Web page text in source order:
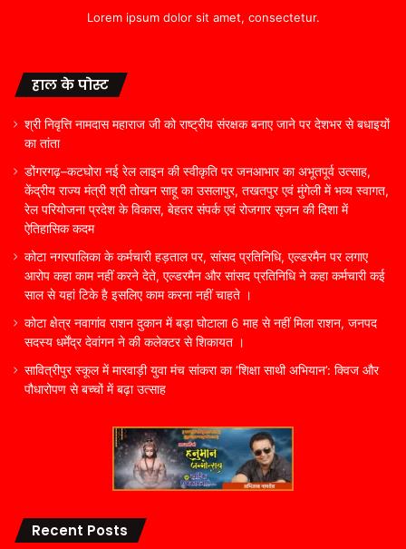
Lorem ipsum dolor sit amet, consectetur.
हाल के पोस्ट
श्री निवृत्ति नामदास महाराज जी को राष्ट्रीय संरक्षक बनाए जाने पर देशभर से बधाइयों
का तांता
डोंगरगढ़–कटघोरा नई रेल लाइन की स्वीकृति पर जनआभार का अभूतपूर्व उत्साह,
केंद्रीय राज्य मंत्री श्री तोखन साहू का उसलापुर, तखतपुर एवं मुंगेली में भव्य स्वागत,
रेल परियोजना प्रदेश के विकास, बेहतर संपर्क एवं रोजगार सृजन की दिशा में
ऐतिहासिक कदम
कोटा नगरपालिका के कर्मचारी हड़ताल पर, सांसद प्रतिनिधि, एल्डरमैन पर लगाए
आरोप कहा काम नहीं करने देते, एल्डरमैन और सांसद प्रतिनिधि ने कहा कर्मचारी कई
साल से यहां टिके है इसलिए काम करना नहीं चाहते ।
कोटा क्षेत्र नवागांव राशन दुकान में बड़ा घोटाला 6 माह से नहीं मिला राशन, जनपद
सदस्य धर्मेंद्र देवांगन ने की कलेक्टर से शिकायत ।
सावित्रीपुर स्कूल में मारवाड़ी युवा मंच सांकरा का ‘शिक्षा साथी अभियान’: क्विज और
पौधारोपण से बच्चों में बढ़ा उत्साह
Recent Posts